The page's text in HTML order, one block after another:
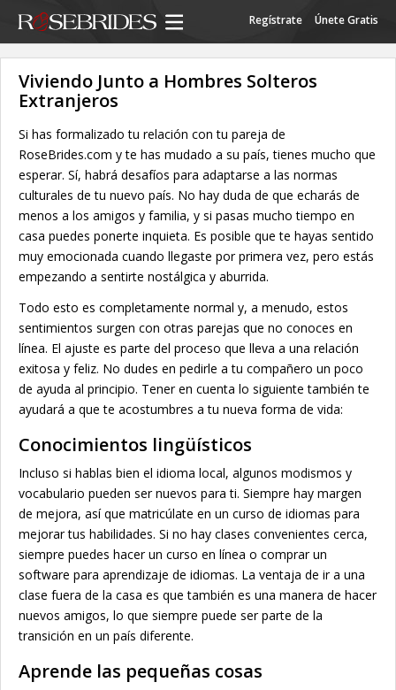
Regístrate Únete Gratis
Viviendo Junto a Hombres Solteros
Extranjeros
Si has formalizado tu relación con tu pareja de
RoseBrides.com y te has mudado a su país, tienes mucho que
esperar. Sí, habrá desafíos para adaptarse a las normas
culturales de tu nuevo país. No hay duda de que echarás de
menos a los amigos y familia, y si pasas mucho tiempo en
casa puedes ponerte inquieta. Es posible que te hayas sentido
muy emocionada cuando llegaste por primera vez, pero estás
empezando a sentirte nostálgica y aburrida.
Todo esto es completamente normal y, a menudo, estos
sentimientos surgen con otras parejas que no conoces en
línea. El ajuste es parte del proceso que lleva a una relación
exitosa y feliz. No dudes en pedirle a tu compañero un poco
de ayuda al principio. Tener en cuenta lo siguiente también te
ayudará a que te acostumbres a tu nueva forma de vida:
Conocimientos lingüísticos
Incluso si hablas bien el idioma local, algunos modismos y
vocabulario pueden ser nuevos para ti. Siempre hay margen
de mejora, así que matricúlate en un curso de idiomas para
mejorar tus habilidades. Si no hay clases convenientes cerca,
siempre puedes hacer un curso en línea o comprar un
software para aprendizaje de idiomas. La ventaja de ir a una
clase fuera de la casa es que también es una manera de hacer
nuevos amigos, lo que siempre puede ser parte de la
transición en un país diferente.
Aprende las pequeñas cosas